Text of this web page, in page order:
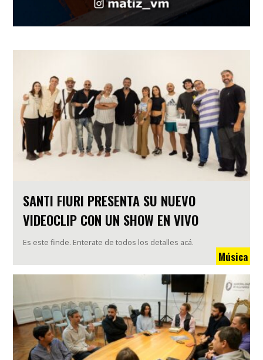
SANTI FIURI PRESENTA SU NUEVO
VIDEOCLIP CON UN SHOW EN VIVO
Es este finde. Enterate de todos los detalles acá.
Música